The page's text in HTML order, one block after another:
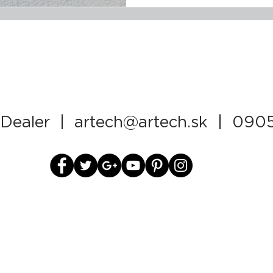
| artech@artech.sk |